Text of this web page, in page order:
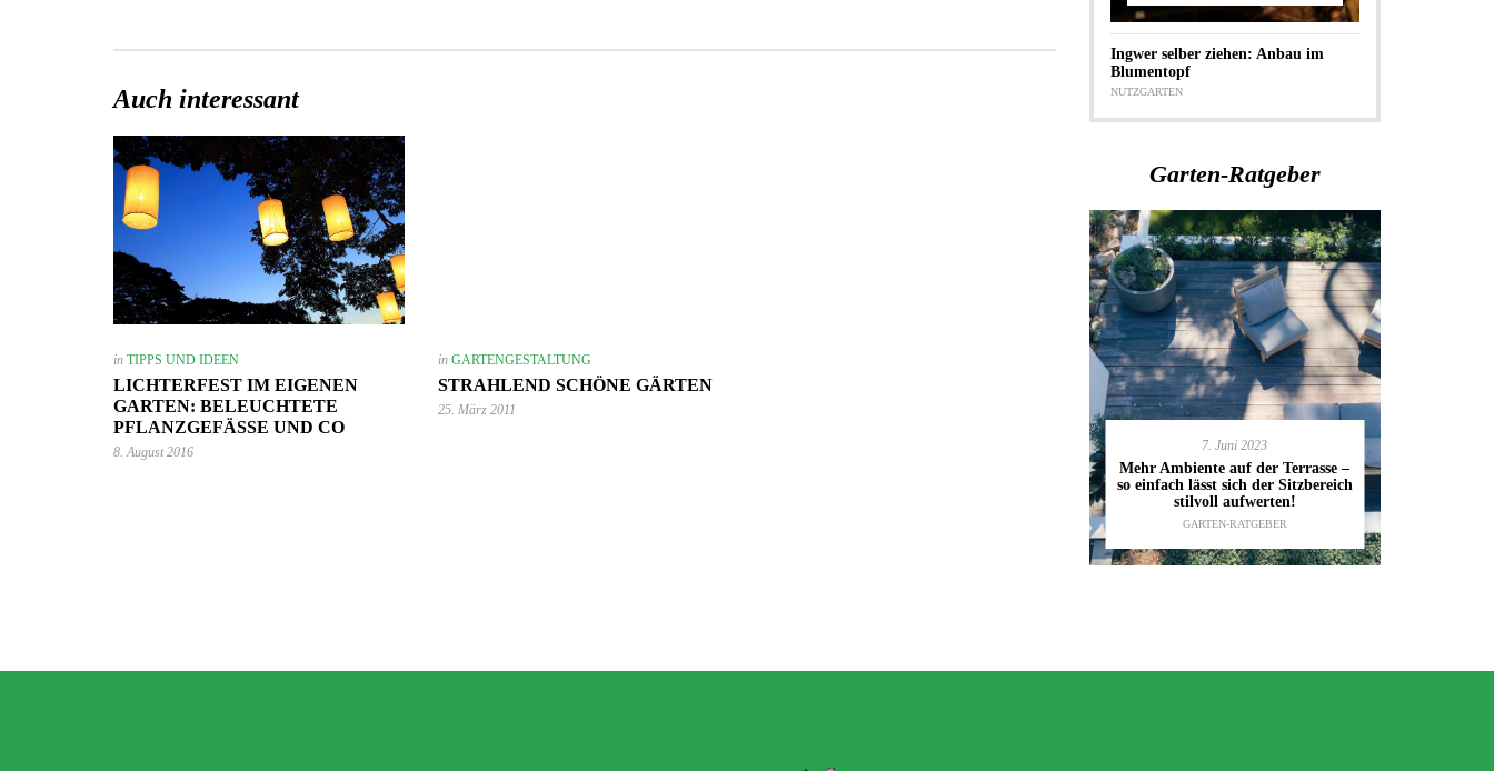
Auch interessant
in TIPPS UND IDEEN
LICHTERFEST IM EIGENEN
GARTEN: BELEUCHTETE
PFLANZGEFÄSSE UND CO
8. August 2016
inGARTENGESTALTUNG
STRAHLEND SCHÖNE GÄRTEN
25. März 2011
Ingwer selber ziehen: Anbau im
Blumentopf
NUTZGARTEN
Garten-Ratgeber
7. Juni 2023
Mehr Ambiente auf der Terrasse –
so einfach lässt sich der Sitzbereich
stilvoll aufwerten!
GARTEN-RATGEBER